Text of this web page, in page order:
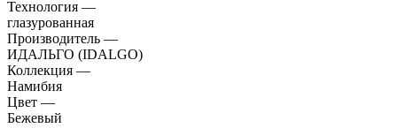
Технология —
глазурованная
Производитель —
ИДАЛЬГО (IDALGO)
Коллекция —
Намибия
Цвет —
Бежевый